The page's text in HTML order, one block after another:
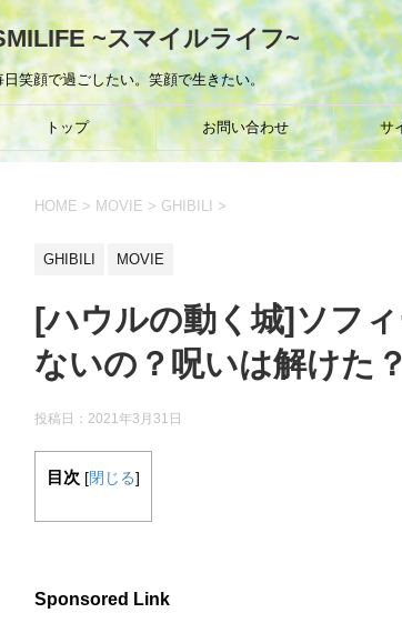
~スマイルライフ~
日笑顔で過ごしたい。笑顔で生きたい。
トップ お問い合わせ サ
HOME > MOVIE > GHIBILI >
GHIBILI MOVIE
[ハウルの動く城]ソフ
ないの？呪いは解けた？
投稿日： 2021年3月31日
目次 [閉じる]
Sponsored Link